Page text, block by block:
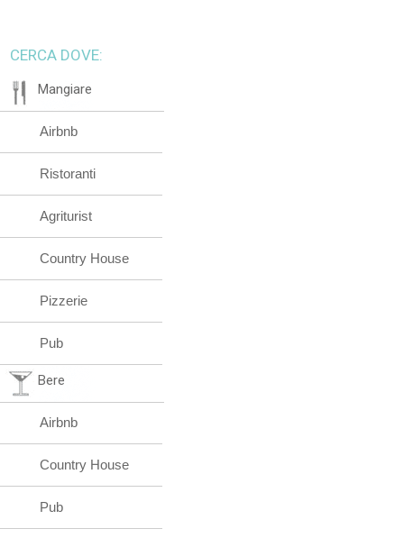
CERCA DOVE:
Mangiare
Airbnb
Ristoranti
Agriturist
Country House
Pizzerie
Pub
Bere
Airbnb
Country House
Pub